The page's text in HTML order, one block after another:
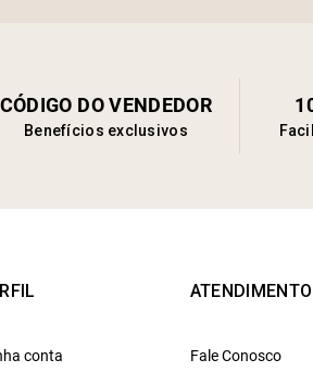
CÓDIGO DO VENDEDOR
Benefícios exclusivos
conta
ATENDIMENTO
Fale Conosco